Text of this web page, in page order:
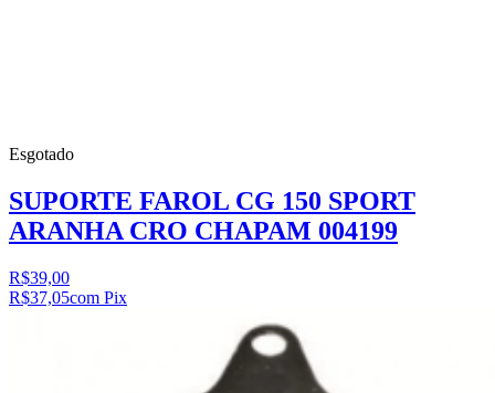
Esgotado
SUPORTE FAROL CG 150 SPORT
ARANHA CRO CHAPAM 004199
R$39,00
R$37,05com Pix